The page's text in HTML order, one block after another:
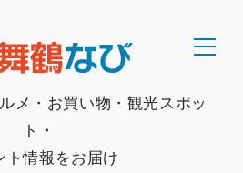
メ・お買い物・観光スポッ
ト・
ト情報をお届け